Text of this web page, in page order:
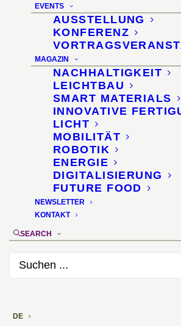
EVENTS
AUSSTELLUNG
KONFERENZ
MAGAZIN
NACHHALTIGKEIT
LEICHTBAU
SMART MATERIALS
INNOVATIVE
LICHT
MOBILITÄT
ROBOTIK
ENERGIE
DIGITALISIERUNG
FUTURE FOOD
NEWSLETTER
KONTAKT
SEARCH
DE
The Materials
Revolution
Design &
Summit 2013 ·
Nice/France